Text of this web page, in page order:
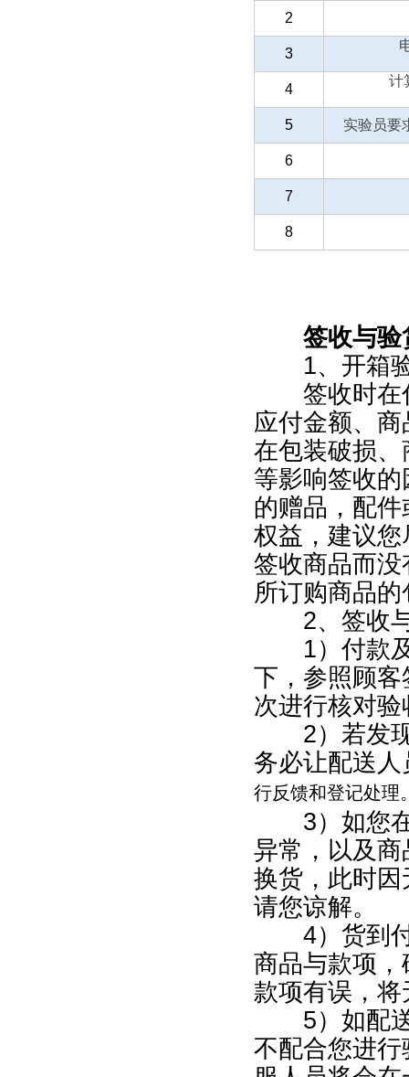
2
3
4
计
5 实验员要
6
7
8
签收与验
1、开箱
签收时在付
应付金额、
在包装破损
等影响签收
的赠品，配
权益，建议
签收商品而
所订购商品
2、签收与
1）付款及
下，参照顾
次进行核对验
2）若发现
务必让配送
行反馈和登记处理
3）如您在
异常，以及
换货，此时
请您谅解。
4）货到付
商品与款项
款项有误，
5）如配送
不配合您进